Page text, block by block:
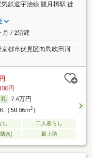
鉄道宇治線 観月橋駅 徒
月 / 2階建
都市伏見区向島吹田河
円
7.4万円
（58.86m2）
し
二人暮らし
含) 最上階